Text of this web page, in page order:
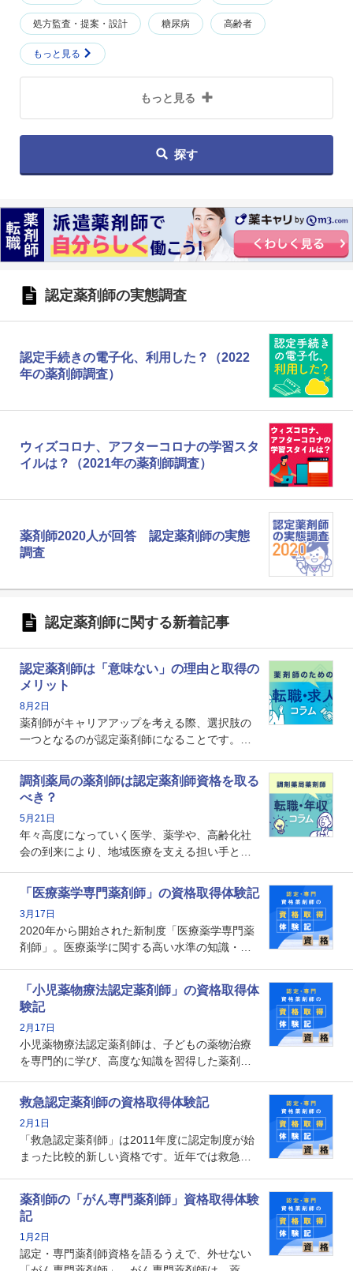
処方監査・提案・設計 糖尿病 高齢者
もっと見る
もっと見る
探す
認定薬剤師の実態調査
認定手続きの電子化、利用した？（2022
年の薬剤師調査）
ウィズコロナ、アフターコロナの学習スタ
イルは？（2021年の薬剤師調査）
薬剤師2020人が回答 認定薬剤師の実態
調査
認定薬剤師に関する新着記事
認定薬剤師は「意味ない」の理由と取得の
メリット
8月2日
薬剤師がキャリアアップを考える際、選択肢の
一つとなるのが認定薬剤師になることです。し
という声を聞いたことがあるかもしれません。
本記事では、認定薬剤師が「意味ない」といわ
れる理由や、取得するメリット、年収・キャリ
アへの影響を解説します。
調剤薬局の薬剤師は認定薬剤師資格を取る
べき？
5月21日
年々高度になっていく医学、薬学や、高齢化社
会の到来により、地域医療を支える担い手とし
で、重要度が増しているのが認定薬剤師という
資格です。認定薬剤師とはいったいどんな資格
なのでしょうか。それを取得するとどのような
メリットがあるのでしょうか。
「医療薬学専門薬剤師」の資格取得体験記
3月17日
2020年から開始された新制度「医療薬学専門薬
剤師」。医療薬学に関する高い水準の知識・技
となります。取得要件は多岐に渡り、審査も複
数回ありますが、患者さんに対して一定の能力
の証明になる資格と言えます。
「小児薬物療法認定薬剤師」の資格取得体
験記
2月17日
小児薬物療法認定薬剤師は、子どもの薬物治療
を専門的に学び、高度な知識を習得した薬剤師
や、特有の疾患、心理状況を理解し、専門性を
深めることで、子どもとその保護者に寄り添え
る存在です。今回はそんな小児薬物療法認定薬
剤師の取得体験記をご紹介します。
救急認定薬剤師の資格取得体験記
2月1日
「救急認定薬剤師」は2011年度に認定制度が始
まった比較的新しい資格です。近年では救急病
増えているのではないでしょうか。今回はそん
な救急認定薬剤師の取得体験記をご紹介しま
す。
薬剤師の「がん専門薬剤師」資格取得体験
記
1月2日
認定・専門薬剤師資格を語るうえで、外せない